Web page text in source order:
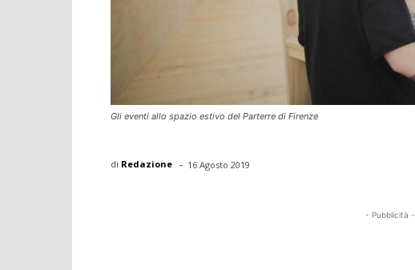
Gli eventi allo spazio estivo del Parterre di Firenze
di Redazione - 16 Agosto 2019
- Pubblicità -